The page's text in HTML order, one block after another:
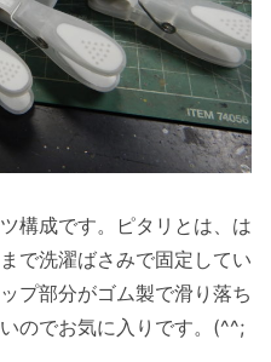
構成です。ピタリとは、は
で洗濯ばさみで固定してい
プ部分がゴム製で滑り落ち
のでお気に入りです。(^^;